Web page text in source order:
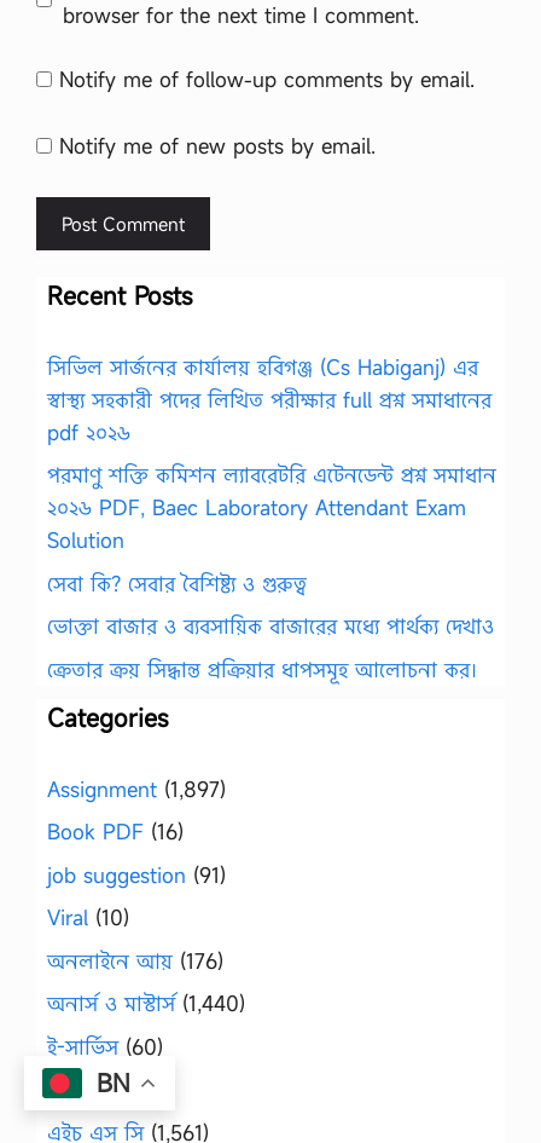
browser for the next time I comment.
Notify me of follow-up comments by email.
Notify me of new posts by email.
Recent Posts
সিভিল সার্জনের কার্যালয় হবিগঞ্জ (Cs Habiganj) এর
স্বাস্থ্য সহকারী পদের লিখিত পরীক্ষার full প্রশ্ন সমাধানের
pdf ২০২৬
পরমাণু শক্তি কমিশন ল্যাবরেটরি এটেনডেন্ট প্রশ্ন সমাধান
২০২৬ PDF, Baec Laboratory Attendant Exam
Solution
সেবা কি? সেবার বৈশিষ্ট্য ও গুরুত্ব
ভোক্তা বাজার ও ব্যবসায়িক বাজারের মধ্যে পার্থক্য দেখাও
ক্রেতার ক্রয় সিদ্ধান্ত প্রক্রিয়ার ধাপসমূহ আলোচনা কর।
Categories
Assignment (1,897)
Book PDF (16)
job suggestion (91)
Viral (10)
অনলাইনে আয় (176)
অনার্স ও মাস্টার্স(1,440)
ই-সার্ভিস(60)
ইসলাম(542)
এইচ এস সি(1,561)
BN